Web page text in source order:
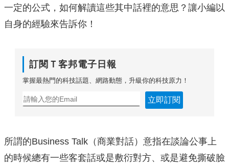
一定的公式，如何解讀這些其中話裡的意思？讓小編以
自身的經驗來告訴你！
訂閱Ｔ客邦電子日報
掌握最熱門的科技話題、網路動態，升級你的科技原力！
立即訂閱
所謂的Business Talk（商業對話）意指在談論公事上
的時候總有一些客套話或是敷衍對方、或是避免撕破臉